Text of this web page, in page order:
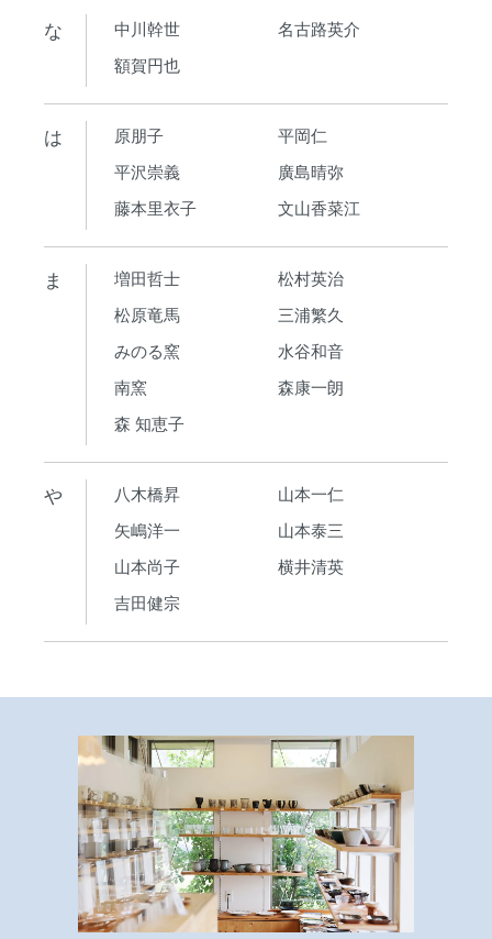
な 中川幹世
名古路英介
額賀円也
は 原朋子
平岡仁
平沢崇義
廣島晴弥
藤本里衣子
文山香菜江
ま 増田哲士
松村英治
松原竜馬
三浦繁久
みのる窯
水谷和音
南窯
森康一朗
森 知恵子
や 八木橋昇
山本一仁
矢嶋洋一
山本泰三
山本尚子
横井清英
吉田健宗